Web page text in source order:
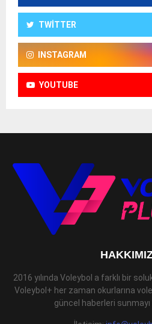
TWITTER
INSTAGRAM
YOUTUBE
2016 yılında Voleybol a farklı bir
Voleybol+ her zaman okurlarına
güncel haberleri